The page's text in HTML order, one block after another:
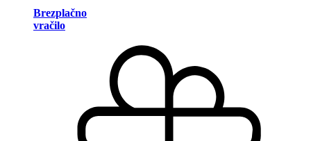
Brezplačno
vračilo